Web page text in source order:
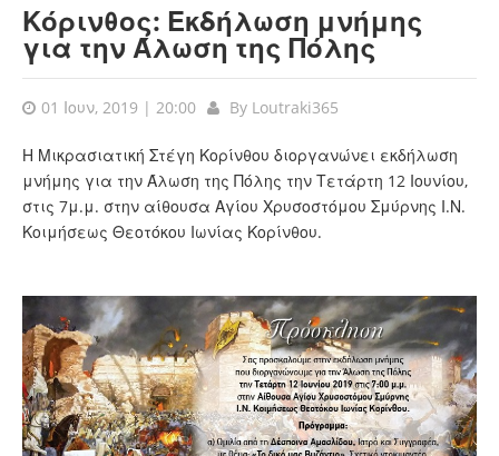
Κόρινθος: Εκδήλωση μνήμης
για την Άλωση της Πόλης
01 Ιουν, 2019 | 20:00 By Loutraki365
Η Μικρασιατική Στέγη Κορίνθου διοργανώνει εκδήλωση
μνήμης για την Άλωση της Πόλης την Τετάρτη 12 Ιουνίου,
στις 7μ.μ. στην αίθουσα Αγίου Χρυσοστόμου Σμύρνης Ι.Ν.
Κοιμήσεως Θεοτόκου Ιωνίας Κορίνθου.